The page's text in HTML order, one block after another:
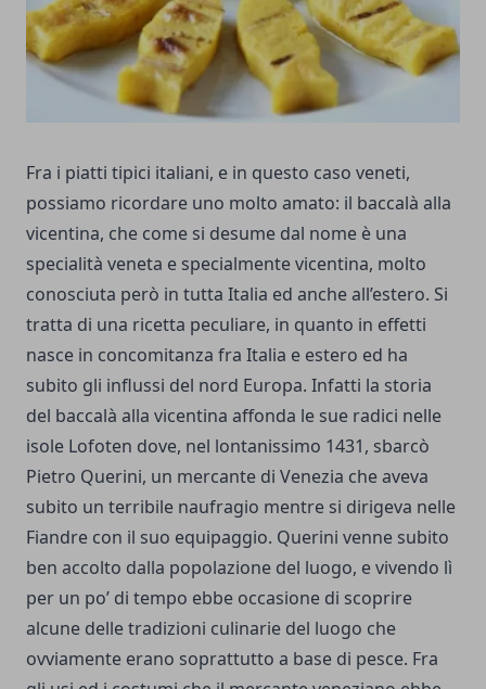
Fra i piatti tipici italiani, e in questo caso veneti,
possiamo ricordare uno molto amato: il baccalà alla
vicentina, che come si desume dal nome è una
specialità veneta e specialmente vicentina, molto
conosciuta però in tutta Italia ed anche all’estero. Si
tratta di una ricetta peculiare, in quanto in effetti
nasce in concomitanza fra Italia e estero ed ha
subito gli influssi del nord Europa. Infatti la storia
del baccalà alla vicentina affonda le sue radici nelle
isole Lofoten dove, nel lontanissimo 1431, sbarcò
Pietro Querini, un mercante di Venezia che aveva
subito un terribile naufragio mentre si dirigeva nelle
Fiandre con il suo equipaggio. Querini venne subito
ben accolto dalla popolazione del luogo, e vivendo lì
per un po’ di tempo ebbe occasione di scoprire
alcune delle tradizioni culinarie del luogo che
ovviamente erano soprattutto a base di pesce. Fra